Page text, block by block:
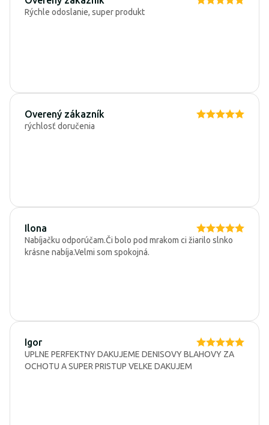
Rýchle odoslanie, super produkt
Overený zákazník
rýchlosť doručenia
Ilona
Nabíjačku odporúčam.Či bolo pod mrakom ci žiarilo slnko
krásne nabíja.Velmi som spokojná.
Igor
UPLNE PERFEKTNY DAKUJEME DENISOVY BLAHOVY ZA
OCHOTU A SUPER PRISTUP VELKE DAKUJEM